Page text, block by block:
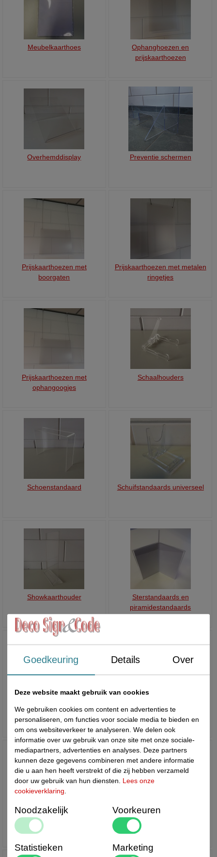
Meubelkaarthoes
Ophanghoezen en
prijskaarthoezen
Overhemddisplay Preventie schermen
Prijskaarthoezen met
boorgaten
Prijskaarthoezen met metalen
ringetjes
Prijskaarthoezen met
ophangoogjes
Schaalhouders
Schoenstandaard Schuifstandaards universeel
Showkaarthouder
Sterstandaards en
piramidestandaards
Toonbankdisplays T-standaards
U-houders en acryl
kaarthouders
U-houders flexibele folie
Goedkeuring Details Over
Deze website maakt gebruik van cookies
We gebruiken cookies om content en advertenties te
personaliseren, om functies voor sociale media te bieden en
om ons websiteverkeer te analyseren. We delen ook
informatie over uw gebruik van onze site met onze sociale-
mediapartners, advertenties en analyses. Deze partners
kunnen deze gegevens combineren met andere informatie
die u aan hen heeft verstrekt of die zij hebben verzameld
door uw gebruik van hun diensten. Lees onze
cookieverklaring.
Noodzakelijk Voorkeuren
Statistieken Marketing